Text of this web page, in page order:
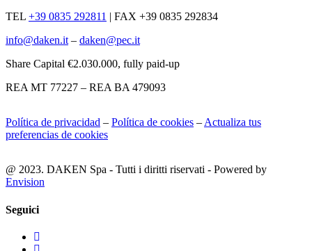
TEL +39 0835 292811 | FAX +39 0835 292834
info@daken.it – daken@pec.it
Share Capital €2.030.000, fully paid-up
REA MT 77227 – REA BA 479093
Política de privacidad – Política de cookies – Actualiza tus
preferencias de cookies
@ 2023. DAKEN Spa - Tutti i diritti riservati - Powered by
Envision
Seguici